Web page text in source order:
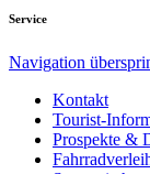
Service
Navigation
Kontakt
Tourist-
Prospekte &